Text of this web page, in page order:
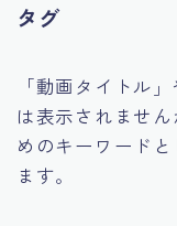
タグ
「動画タイトル
は表示されませ
めのキーワード
ます。